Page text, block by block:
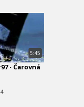
5:45
- Čarovná